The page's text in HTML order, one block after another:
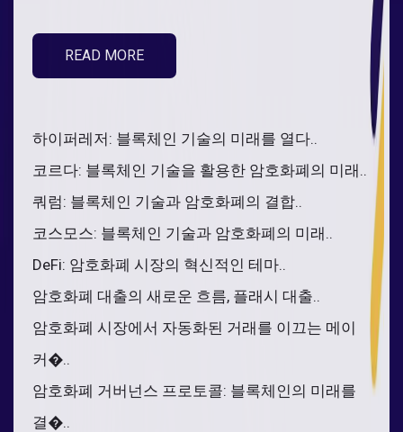
READ MORE
하이퍼레저: 블록체인 기술의 미래를 열다..
코르다: 블록체인 기술을 활용한 암호화폐의 미래..
쿼럼: 블록체인 기술과 암호화폐의 결합..
코스모스: 블록체인 기술과 암호화폐의 미래..
DeFi: 암호화폐 시장의 혁신적인 테마..
암호화폐 대출의 새로운 흐름, 플래시 대출..
암호화폐 시장에서 자동화된 거래를 이끄는 메이
커�..
암호화폐 거버넌스 프로토콜: 블록체인의 미래를
결�..